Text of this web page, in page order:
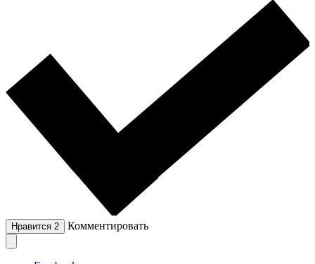
Нравится 2 Комментировать